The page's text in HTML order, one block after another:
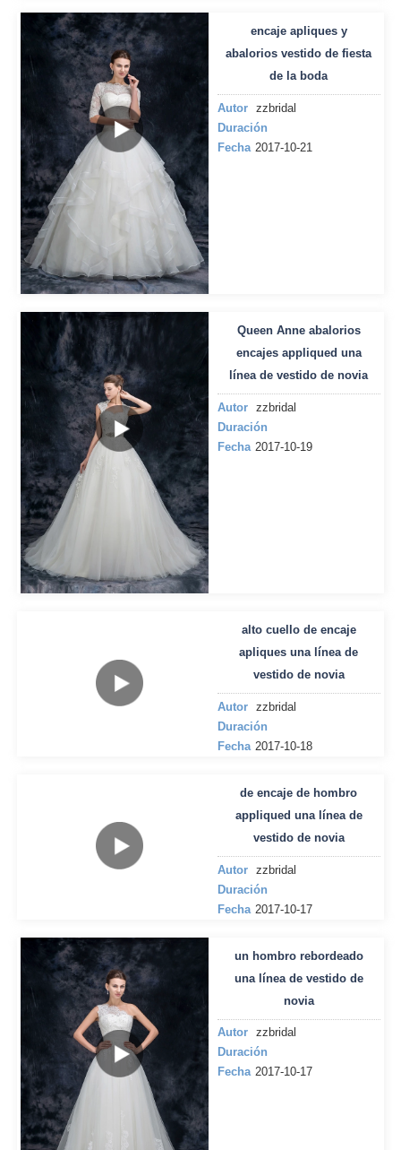
encaje apliques y
abalorios vestido de fiesta
de la boda
Autor
zzbridal
Duración
Fecha 2017-10-21
Queen Anne abalorios
encajes appliqued una
línea de vestido de novia
Autor
zzbridal
Duración
Fecha 2017-10-19
alto cuello de encaje
apliques una línea de
vestido de novia
Autor
zzbridal
Duración
Fecha 2017-10-18
de encaje de hombro
appliqued una línea de
vestido de novia
Autor
zzbridal
Duración
Fecha 2017-10-17
un hombro rebordeado
una línea de vestido de
novia
Autor
zzbridal
Duración
Fecha 2017-10-17